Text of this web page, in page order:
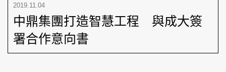
2019.11.04
中鼎集團打造智慧工程 與成大簽
署合作意向書